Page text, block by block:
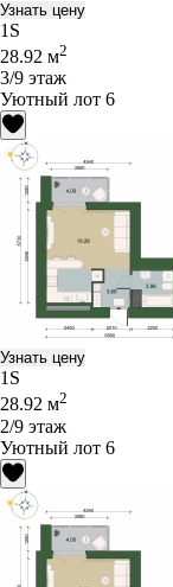
Узнать цену
1S
28.92 м2
3/9 этаж
Уютный лот 6
Узнать цену
1S
28.92 м2
2/9 этаж
Уютный лот 6